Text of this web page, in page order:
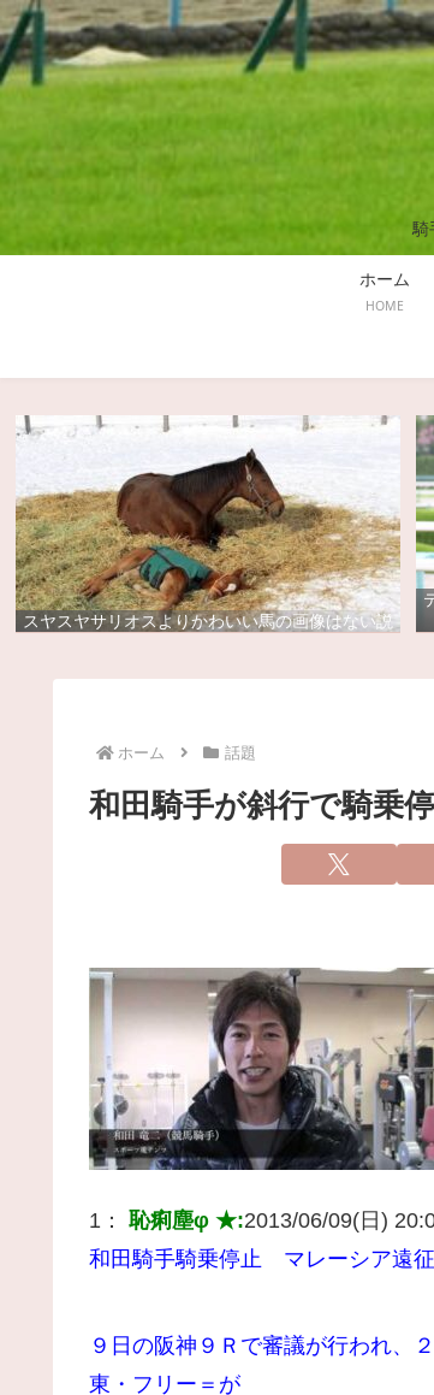
騎
ホーム
HOME
スヤスヤサリオスよりかわいい馬の画像はない説
ホーム 話題
和田騎手が斜行で騎乗
1： 恥痢塵φ ★:2013/06/09(日)
和田騎手騎乗停止 マレーシア遠
９日の阪神９Ｒで審議が行われ、
東・フリー＝が